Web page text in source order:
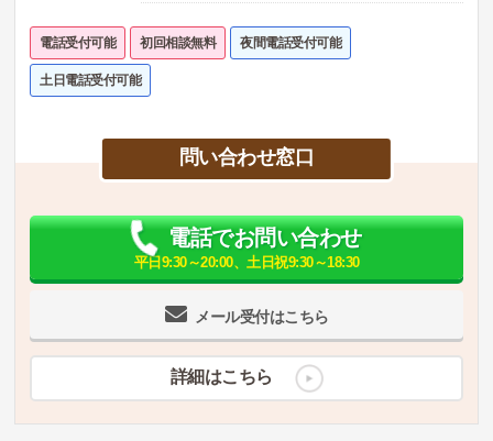
電話受付可能 初回相談無料 夜間電話受付可能
土日電話受付可能
問い合わせ窓口
メール受付はこちら
電話でお問い合わせ
平日9:30～20:00、土日祝9:30～18:30
詳細はこちら